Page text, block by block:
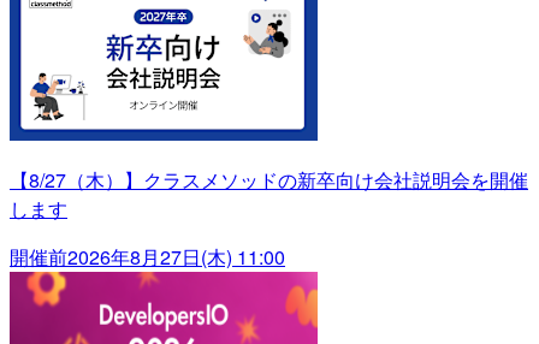
【8/27（木）】クラスメソッドの新卒向け会社説明会を開催
します
開催前2026年8月27日(木) 11:00